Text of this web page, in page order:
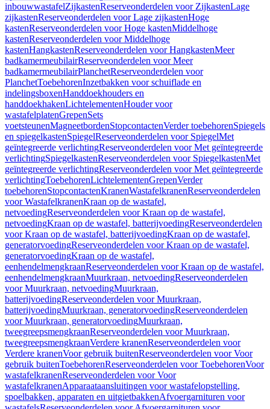
inbouwwastafelZijkastenReserveonderdelen voor ZijkastenLage
zijkastenReserveonderdelen voor Lage zijkastenHoge
kastenReserveonderdelen voor Hoge kastenMiddelhoge
kastenReserveonderdelen voor Middelhoge
kastenHangkastenReserveonderdelen voor HangkastenMeer
badkamermeubilairReserveonderdelen voor Meer
badkamermeubilairPlanchetReserveonderdelen voor
PlanchetToebehorenInzetbakken voor schuiflade en
indelingsboxenHanddoekhouders en
handdoekhakenLichtelementenHouder voor
wastafelplatenGrepenSets
voetsteunenMagneetbordenStopcontactenVerder toebehorenSpiegels
en spiegelkastenSpiegelReserveonderdelen voor SpiegelMet
geïntegreerde verlichtingReserveonderdelen voor Met geïntegreerde
verlichtingSpiegelkastenReserveonderdelen voor SpiegelkastenMet
geïntegreerde verlichtingReserveonderdelen voor Met geïntegreerde
verlichtingToebehorenLichtelementenGrepenVerder
toebehorenStopcontactenKranenWastafelkranenReserveonderdelen
voor WastafelkranenKraan op de wastafel,
netvoedingReserveonderdelen voor Kraan op de wastafel,
netvoedingKraan op de wastafel, batterijvoedingReserveonderdelen
voor Kraan op de wastafel, batterijvoedingKraan op de wastafel,
generatorvoedingReserveonderdelen voor Kraan op de wastafel,
generatorvoedingKraan op de wastafel,
eenhendelmengkraanReserveonderdelen voor Kraan op de wastafel,
eenhendelmengkraanMuurkraan, netvoedingReserveonderdelen
voor Muurkraan, netvoedingMuurkraan,
batterijvoedingReserveonderdelen voor Muurkraan,
batterijvoedingMuurkraan, generatorvoedingReserveonderdelen
voor Muurkraan, generatorvoedingMuurkraan,
tweegreepsmengkraanReserveonderdelen voor Muurkraan,
tweegreepsmengkraanVerdere kranenReserveonderdelen voor
Verdere kranenVoor gebruik buitenReserveonderdelen voor Voor
gebruik buitenToebehorenReserveonderdelen voor ToebehorenVoor
wastafelkranenReserveonderdelen voor Voor
wastafelkranenApparaataansluitingen voor wastafelopstelling,
spoelbakken, apparaten en uitgietbakkenAfvoergarnituren voor